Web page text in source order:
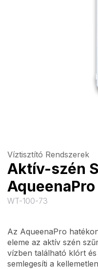
Víztisztító Rendszerek
Aktív-szén
AqueenaPro
WT-100-73
Az AqueenaPro
eleme az aktív szén
vízben található klórt
semlegesíti a